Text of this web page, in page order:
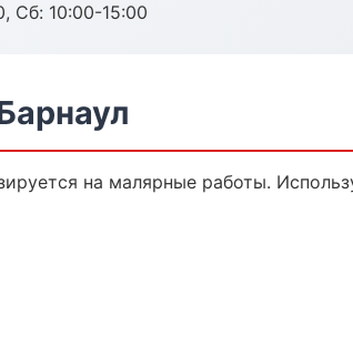
Сб: 10:00-15:00
на малярные работы.